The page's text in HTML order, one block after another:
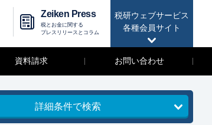
税研ウェブサービス
各種会員サイト
Zeiken Press
税とお金に関する
プレスリリースとコラム
資料請求 お問い合わせ
詳細条件で検索